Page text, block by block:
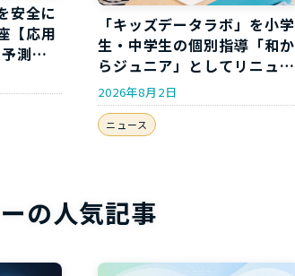
安全に
【応用
測分
「キッズデータラボ」を小学
生・中学生の個別指導「和か
らジュニア」としてリニュー
アルしました
2026年8月2日
ニュース
の人気記事